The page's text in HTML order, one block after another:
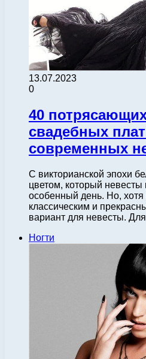
13.07.2023
0
40
свадебных
современных
С викторианской эпохи
цветом, который невесты
особенный день. Но, хотя
классическим и
вариант для невесты.
Ногти